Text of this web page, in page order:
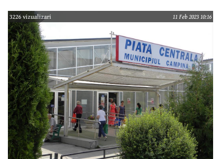
3226 vizualizari 11 Feb 2023 10:16